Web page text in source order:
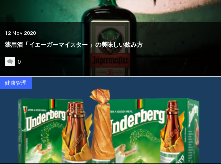
12 Nov 2020
薬用酒「イエーガーマイスター 」の美味しい飲み方
0
健康管理
泡盛
ウィスキー
クラフトジン